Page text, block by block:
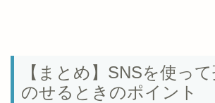
【まとめ】SNSを使っ
のせるときのポイント